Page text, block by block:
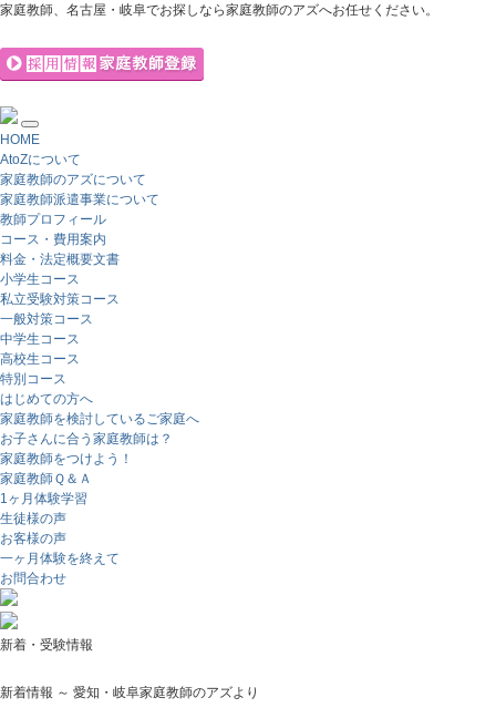
家庭教師、名古屋・岐阜でお探しなら家庭教師のアズへお任せください。
HOME
AtoZについて
家庭教師のアズについて
家庭教師派遣事業について
教師プロフィール
コース・費用案内
料金・法定概要文書
小学生コース
私立受験対策コース
一般対策コース
中学生コース
高校生コース
特別コース
はじめての方へ
家庭教師を検討しているご家庭へ
お子さんに合う家庭教師は？
家庭教師をつけよう！
家庭教師Ｑ＆Ａ
1ヶ月体験学習
生徒様の声
お客様の声
一ヶ月体験を終えて
お問合わせ
新着・受験情報
新着情報 ～ 愛知・岐阜家庭教師のアズより